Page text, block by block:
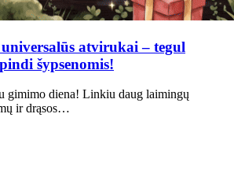
atvirukai – tegul
šypsenomis!
gimimo diena! Linkiu daug laimingų
ir drąsos…